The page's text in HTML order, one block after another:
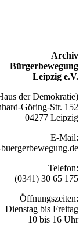
Archiv
Bürgerbewegung
Leipzig e.V.
der Demokratie)
Göring-Str. 152
04277 Leipzig
E-Mail:
Telefon:
(0341) 30 65 175
Öffnungszeiten:
Dienstag bis Freitag
10 bis 16 Uhr